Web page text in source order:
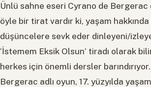
Ünlü sahne eseri Cyrano de Bergerac
öyle bir tirat vardır ki, yaşam
düşüncelere sevk eder dinleyeni/
‘İstemem Eksik Olsun’ tiradı olarak
herkes için önemli dersler
Bergerac adlı oyun, 17. yüzyılda